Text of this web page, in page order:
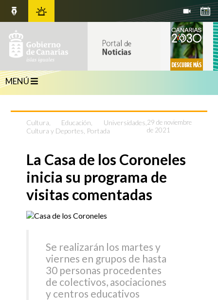
MENÚ
Cultura
Educación, Universidades,
Cultura y Deportes Portada
29 de noviembre
de 2021
La Casa de los Coroneles
inicia su programa de
visitas comentadas
Se realizarán los martes y
viernes en grupos de hasta
30 personas procedentes
de colectivos, asociaciones
y centros educativos